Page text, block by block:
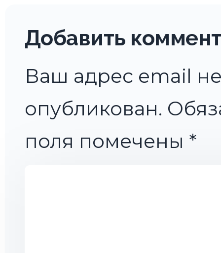
Добавить
Ваш адрес email
опубликован.
поля помечены *